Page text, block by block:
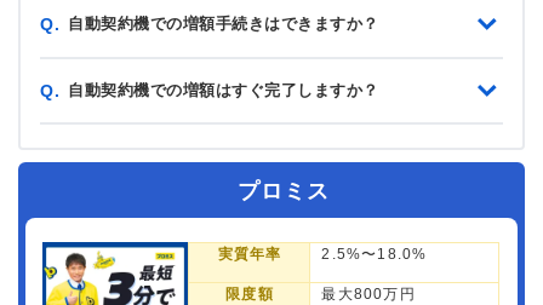
Q. 自動契約機での増額手続きはできますか？
Q. 自動契約機での増額はすぐ完了しますか？
プロミス
実質年率 2.5%〜18.0%
限度額 最大800万円